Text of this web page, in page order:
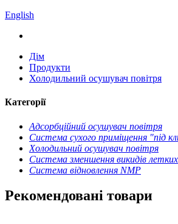
English
Дім
Продукти
Холодильний осушувач повітря
Категорії
Адсорбційний осушувач повітря
Система сухого приміщення "під
Холодильний осушувач повітря
Система зменшення викидів летких
Система відновлення NMP
Рекомендовані товари